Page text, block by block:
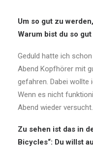
Um so gut zu
Warum bist du so
Geduld hatte ich
Abend Kopfhörer mit
gefahren. Dabei wollte
Wenn es nicht
Abend wieder versucht.
Zu sehen ist das in
Bicycles“: Du willst